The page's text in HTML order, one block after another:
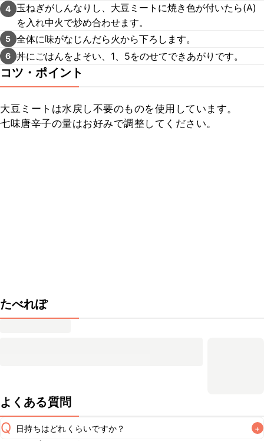
4
玉ねぎがしんなりし、大豆ミートに焼き色が付いたら(A)
を入れ中火で炒め合わせます。
5 全体に味がなじんだら火から下ろします。
6 丼にごはんをよそい、1、5をのせてできあがりです。
コツ・ポイント
大豆ミートは水戻し不要のものを使用しています。
七味唐辛子の量はお好みで調整してください。
たべれぽ
よくある質問
Q 日持ちはどれくらいですか？
+